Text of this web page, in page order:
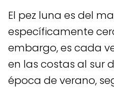
El pez luna es del
específicamente
embargo, es cada
en las costas al sur
época de verano,